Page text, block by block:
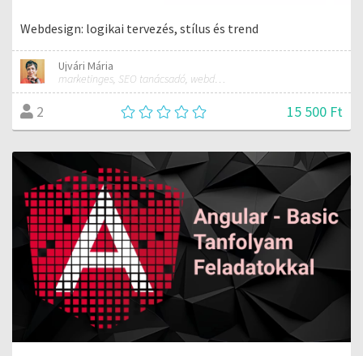
Webdesign: logikai tervezés, stílus és trend
Ujvári Mária
2 15 500 Ft